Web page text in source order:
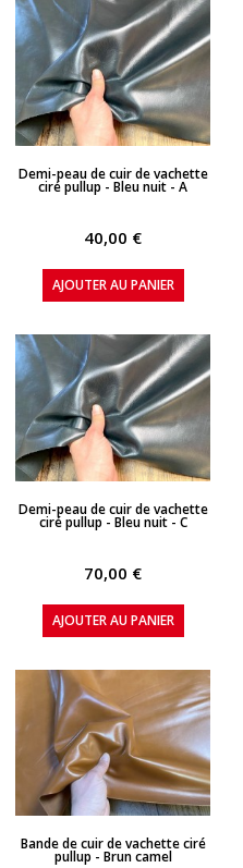
APERÇU RAPIDE
Demi-peau de cuir de vachette
ciré pullup - Bleu nuit - A
40,00 €
AJOUTER AU PANIER
APERÇU RAPIDE
Demi-peau de cuir de vachette
ciré pullup - Bleu nuit - C
70,00 €
AJOUTER AU PANIER
APERÇU RAPIDE
Bande de cuir de vachette ciré
pullup - Brun camel